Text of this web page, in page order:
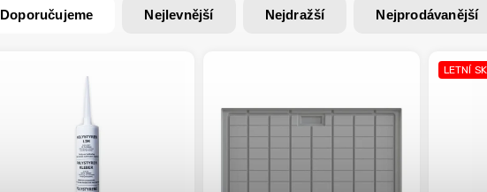
Doporučujeme Nejlevnější Nejdražší Nejprodávanější
LETNÍ